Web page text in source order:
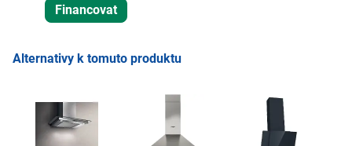
Financovat
Alternativy k tomuto produktu